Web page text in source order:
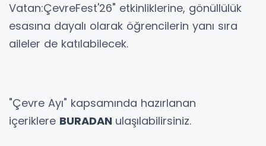
Vatan:ÇevreFest'26" etkinliklerine, gönüllülük
esasına dayalı olarak öğrencilerin yanı sıra
aileler de katılabilecek.
"Çevre Ayı" kapsamında hazırlanan
içeriklere BURADAN ulaşılabilirsiniz.